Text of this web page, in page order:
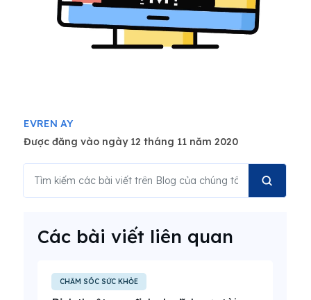
EVREN AY
Được đăng vào ngày 12 tháng 11 năm 2020
Các bài viết liên quan
CHĂM SÓC SỨC KHỎE